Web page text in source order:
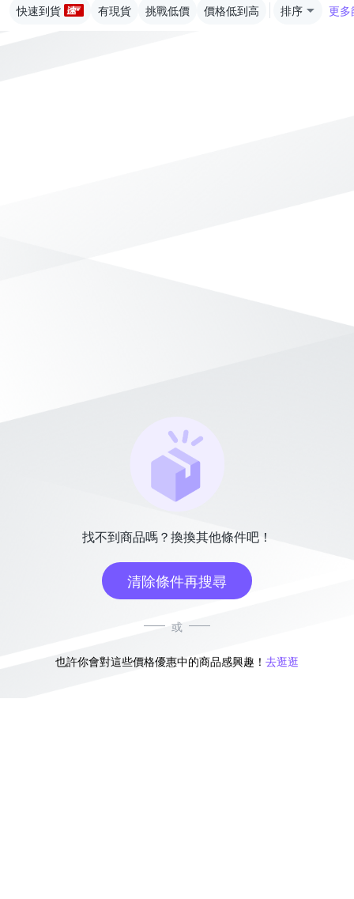
快速到貨 有現貨 挑戰低價 價格低到高 排序 更多
找不到商品嗎？換換其他條件吧！
清除條件再搜尋
或
也許你會對這些價格優惠中的商品感興趣！ 去逛逛